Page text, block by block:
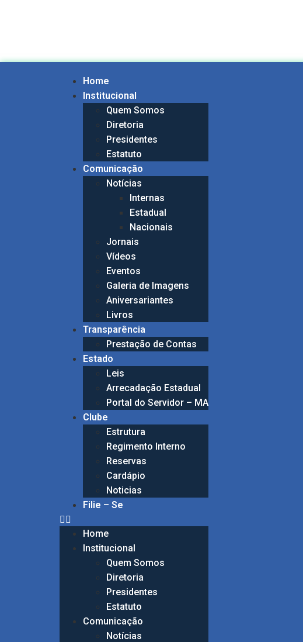
Home
Institucional
Quem Somos
Diretoria
Presidentes
Estatuto
Comunicação
Notícias
Internas
Estadual
Nacionais
Jornais
Vídeos
Eventos
Galeria de Imagens
Aniversariantes
Livros
Transparência
Prestação de Contas
Estado
Leis
Arrecadação Estadual
Portal do Servidor – MA
Clube
Estrutura
Regimento Interno
Reservas
Cardápio
Noticias
Filie – Se
Home
Institucional
Quem Somos
Diretoria
Presidentes
Estatuto
Comunicação
Notícias